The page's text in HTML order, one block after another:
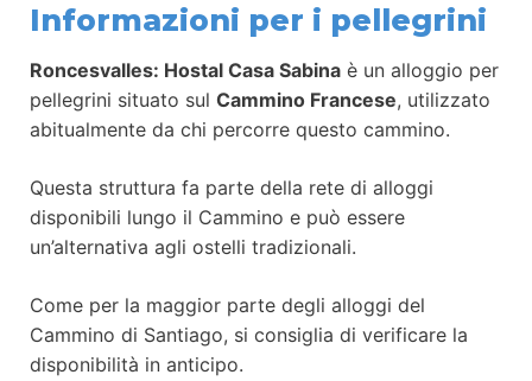
Informazioni per i pellegrini
Roncesvalles: Hostal Casa Sabina è un alloggio per
pellegrini situato sul Cammino Francese, utilizzato
abitualmente da chi percorre questo cammino.
Questa struttura fa parte della rete di alloggi
disponibili lungo il Cammino e può essere
un’alternativa agli ostelli tradizionali.
Come per la maggior parte degli alloggi del
Cammino di Santiago, si consiglia di verificare la
disponibilità in anticipo.